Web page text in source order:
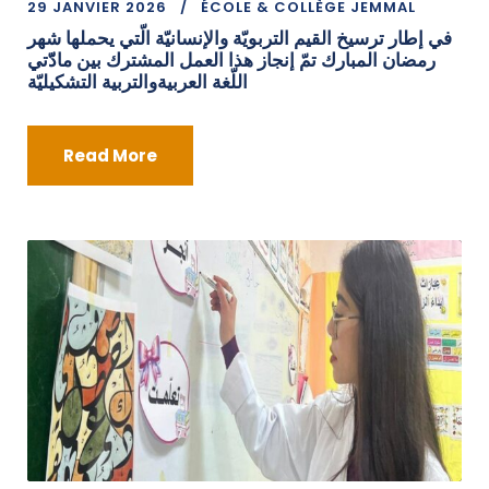
29 JANVIER 2026 ÉCOLE & COLLÈGE JEMMAL
في إطار ترسيخ القيم التربويّة والإنسانيّة الّتي يحملها شهر
رمضان المبارك تمّ إنجاز هذا العمل المشترك بين مادّّتي
اللّغة العربيةوالتربية التشكيليّة
Read More